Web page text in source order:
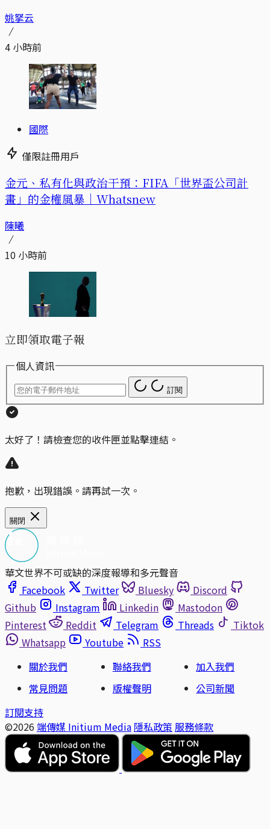
姚拏云
4 小時前
國際
僅限註冊用戶
金元、私有化與政治干預：FIFA「世界盃公司計
畫」的金權風暴｜Whatsnew
陳曦
10 小時前
立即領取電子報
個人資訊
訂閱
太好了！請檢查您的收件匣並點擊連結。
抱歉，出現錯誤。請再試一次。
關閉
華文世界不可或缺的深度報導和多元聲音
Facebook
Twitter Bluesky
Discord
Github
Instagram Linkedin
Mastodon
Pinterest
Reddit Telegram Threads
Tiktok
Whatsapp
Youtube
RSS
關於我們
聯絡我們
加入我們
常見問題
版權聲明
公司新聞
訂閱支持
©2026 端傳媒 Initium Media 隱私政策 服務條款